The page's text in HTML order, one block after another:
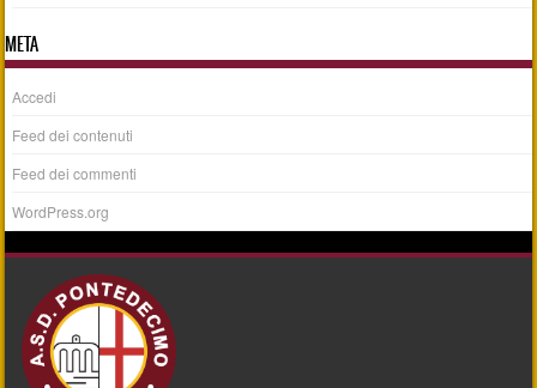
META
Accedi
Feed dei contenuti
Feed dei commenti
WordPress.org